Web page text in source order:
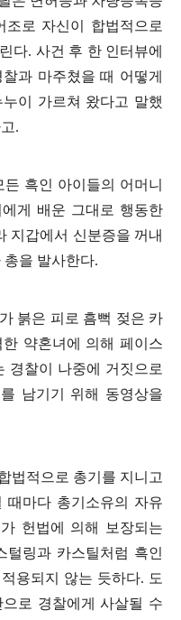
로 자신이 합법적으로
다. 사건 후 한 인터뷰에
과 마주쳤을 때 어떻게
이 가르쳐 왔다고 말했
.
흑인 아이들의 어머니
게 배운 그대로 행동한
지갑에서 신분증을 꺼내
을 발사한다.
붉은 피로 흠뻑 젖은 카
약혼녀에 의해 페이스
경찰이 나중에 거짓으로
남기기 위해 동영상을
법적으로 총기를 지니고
때마다 총기소유의 자유
헌법에 의해 보장되는
털링과 카스틸처럼 흑인
용되지 않는 듯하다. 도
로 경찰에게 사살될 수